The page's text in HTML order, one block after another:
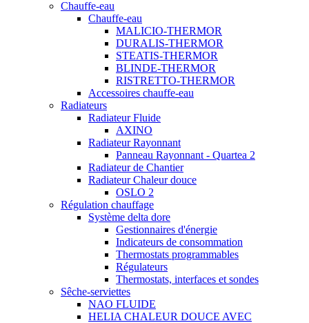
Chauffe-eau
Chauffe-eau
MALICIO-THERMOR
DURALIS-THERMOR
STEATIS-THERMOR
BLINDE-THERMOR
RISTRETTO-THERMOR
Accessoires chauffe-eau
Radiateurs
Radiateur Fluide
AXINO
Radiateur Rayonnant
Panneau Rayonnant - Quartea 2
Radiateur de Chantier
Radiateur Chaleur douce
OSLO 2
Régulation chauffage
Système delta dore
Gestionnaires d'énergie
Indicateurs de consommation
Thermostats programmables
Régulateurs
Thermostats, interfaces et sondes
Sêche-serviettes
NAO FLUIDE
HELIA CHALEUR DOUCE AVEC